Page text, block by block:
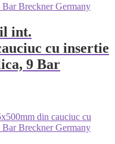
int.
cu insertie
9 Bar